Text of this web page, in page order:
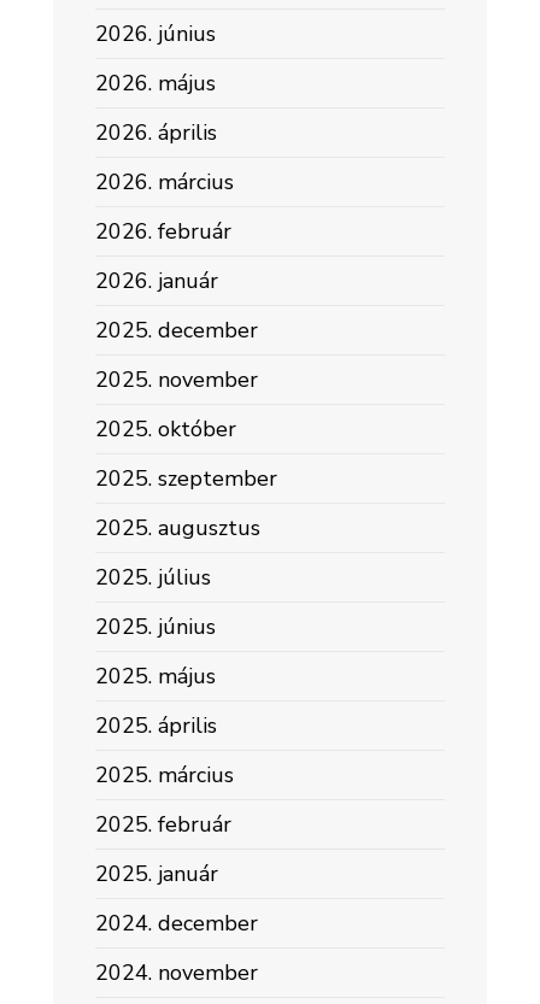
2026. június
2026. május
2026. április
2026. március
2026. február
2026. január
2025. december
2025. november
2025. október
2025. szeptember
2025. augusztus
2025. július
2025. június
2025. május
2025. április
2025. március
2025. február
2025. január
2024. december
2024. november